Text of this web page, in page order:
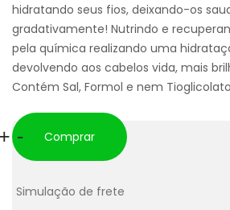
hidratando seus fios, deixando-os
gradativamente! Nutrindo e
pela química realizando uma
devolvendo aos cabelos vida, mais
Contém Sal, Formol e nem
-
Kit
Capilar
Comprar
Simulação de frete